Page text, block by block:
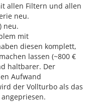
allen Filtern und allen
neu.
neu.
mit
diesen komplett,
lassen (~800 €
haltbarer. Der
Aufwand
der Vollturbo als das